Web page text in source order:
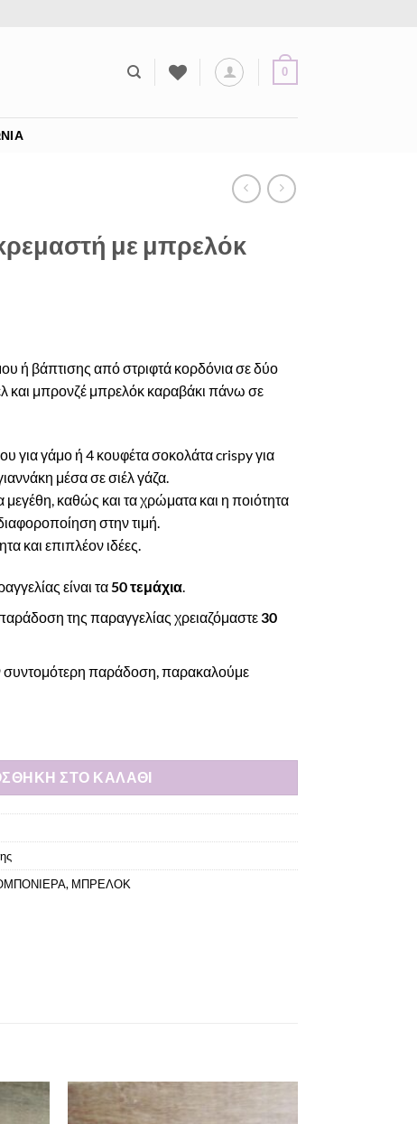
0
με μπρελόκ
ή βάπτισης από στριφτά κορδόνια σε δύο
και μπρονζέ μπρελόκ καραβάκι πάνω σε
για γάμο ή 4 κουφέτα σοκολάτα crispy για
μέσα σε σιέλ γάζα.
μεγέθη, καθώς και τα χρώματα και η ποιότητα
στην τιμή.
και επιπλέον ιδέες.
είναι τα 50 τεμάχια.
παράδοση της παραγγελίας χρειαζόμαστε30
συντομότερη παράδοση, παρακαλούμε
ΣΤΟ ΚΑΛΆΘΙ
, ΜΠΡΕΛΟΚ